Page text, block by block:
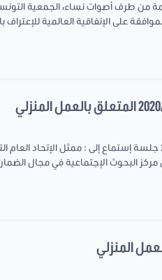
لمناقشة مقترح التعديلات المقدمة من طرف أصوات نساء،
والمتعلقة بقانون العمل المنزلي والتعهد بالقانون عدد 14/2021 المتعلق بالموافقة
عقدت إجتماع لجنة الشباب والشؤون الثقافية والتربية والبحث العلمي يوم الخميس 25 مارس
مركز البحوث الإجتماعية في مجال